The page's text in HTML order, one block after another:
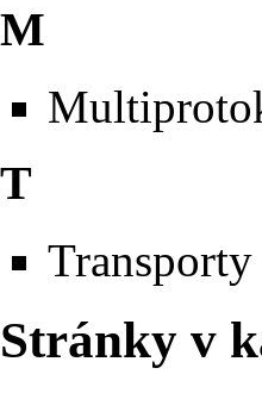
M
T
Transporty
Stránky v